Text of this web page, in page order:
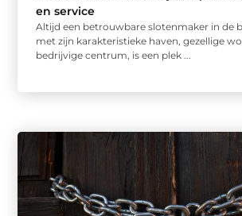
en service
Altijd een betrouwbare slotenmaker in de
met zijn karakteristieke haven, gezellige
bedrijvige centrum, is een plek ...